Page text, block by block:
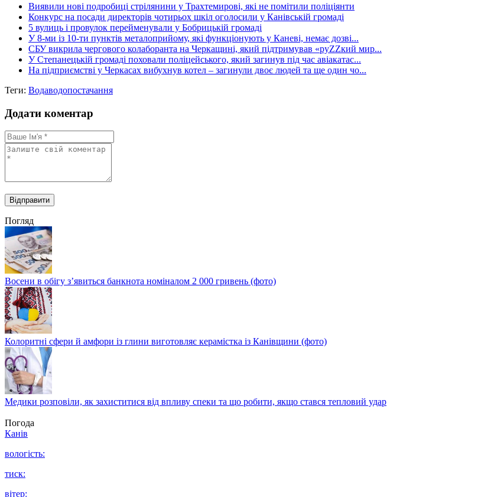
Виявили нові подробиці стрілянини у Трахтемирові, які не помітили поліціянти
Конкурс на посади директорів чотирьох шкіл оголосили у Канівській громаді
5 вулиць і провулок перейменували у Бобрицькій громаді
У 8-ми із 10-ти пунктів металоприйому, які функціонують у Каневі, немає дозві...
СБУ викрила чергового колаборанта на Черкащині, який підтримував «руZZкий мир...
У Степанецькій громаді поховали поліцейського, який загинув під час авіакатас...
На підприємстві у Черкасах вибухнув котел – загинули двоє людей та ще один чо...
Теги: Водаводопостачання
Додати коментар
Погляд
Восени в обігу з’явиться банкнота номіналом 2 000 гривень (фото)
Колоритні сфери й амфори із глини виготовляє керамістка із Канівщини (фото)
Медики розповіли, як захиститися від впливу спеки та що робити, якщо стався тепловий удар
Погода
Канів
вологість:
тиск:
вітер: